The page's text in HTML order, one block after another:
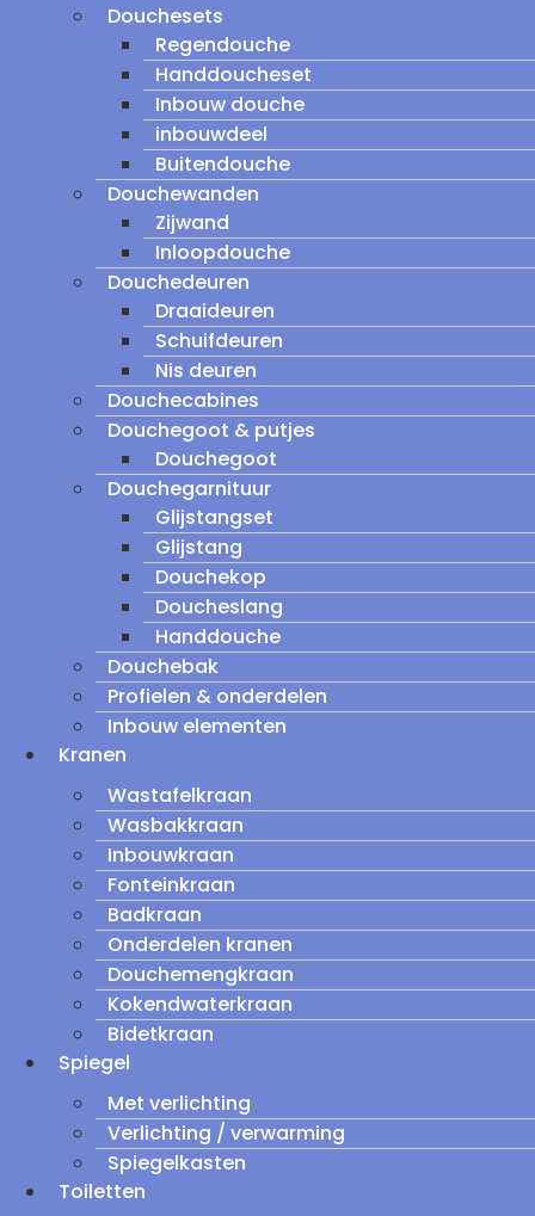
Douchesets
Regendouche
Handdoucheset
Inbouw douche
inbouwdeel
Buitendouche
Douchewanden
Zijwand
Inloopdouche
Douchedeuren
Draaideuren
Schuifdeuren
Nis deuren
Douchecabines
Douchegoot & putjes
Douchegoot
Douchegarnituur
Glijstangset
Glijstang
Douchekop
Doucheslang
Handdouche
Douchebak
Profielen & onderdelen
Inbouw elementen
Kranen
Wastafelkraan
Wasbakkraan
Inbouwkraan
Fonteinkraan
Badkraan
Onderdelen kranen
Douchemengkraan
Kokendwaterkraan
Bidetkraan
Spiegel
Met verlichting
Verlichting / verwarming
Spiegelkasten
Toiletten